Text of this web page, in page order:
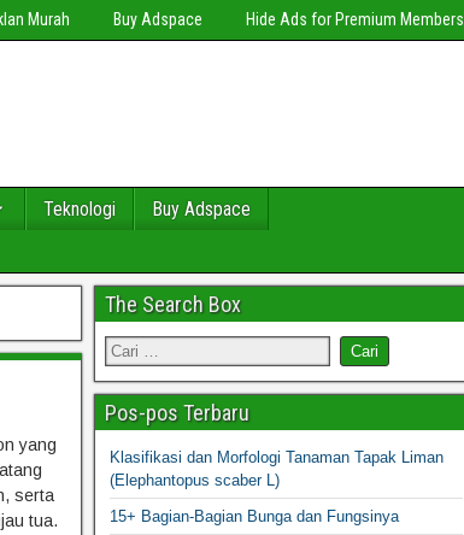
Murah Buy Adspace Hide Ads for Premium Members
Teknologi
Buy Adspace
yang
serta
tua.
The Search Box
Pos-pos Terbaru
Klasifikasi dan Morfologi Tanaman Tapak Liman
(Elephantopus scaber L)
15+ Bagian-Bagian Bunga dan Fungsinya